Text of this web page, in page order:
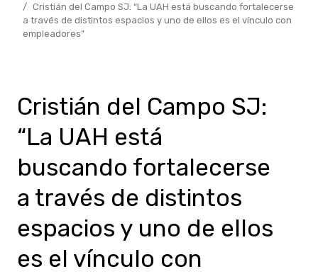
Cristián del Campo SJ: “La UAH está buscando fortalecerse
a través de distintos espacios y uno de ellos es el vínculo con
empleadores”
Cristián del Campo SJ:
“La UAH está
buscando fortalecerse
a través de distintos
espacios y uno de ellos
es el vínculo con